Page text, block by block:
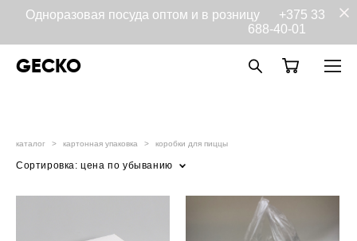
Одноразовая посуда оптом и в розницу +375 33
688-40-01
GECKO
каталог > картонная упаковка > коробки для пиццы
Сортировка: цена по убыванию